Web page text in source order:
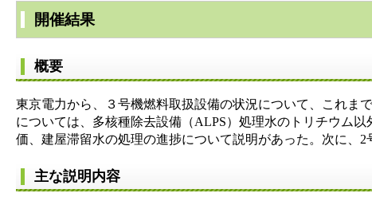
開催結果
概要
東京電力から、３号機燃料取扱設備の状況について、これま
については、多核種除去設備（ALPS）処理水のトリチウム
価、建屋滞留水の処理の進捗について説明があった。次に、
主な説明内容